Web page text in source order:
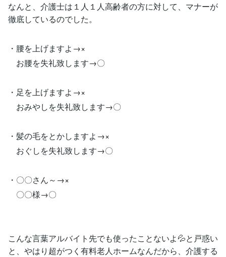
なんと、介護士は１人１人高齢者の方に対して、マナーが
徹底しているのでした。
・腰を上げますよ→×
お腰を失礼致します→〇
・足を上げますよ→×
おみやしを失礼致します→〇
・髪の毛をとかしますよ→×
おぐしを失礼致します→〇
・〇〇さん～→×
〇〇様→〇
こんな言葉アルバイト先でも使ったことないよ💦と戸惑い
と、やはり超がつく有料老人ホームなんだから、介護する